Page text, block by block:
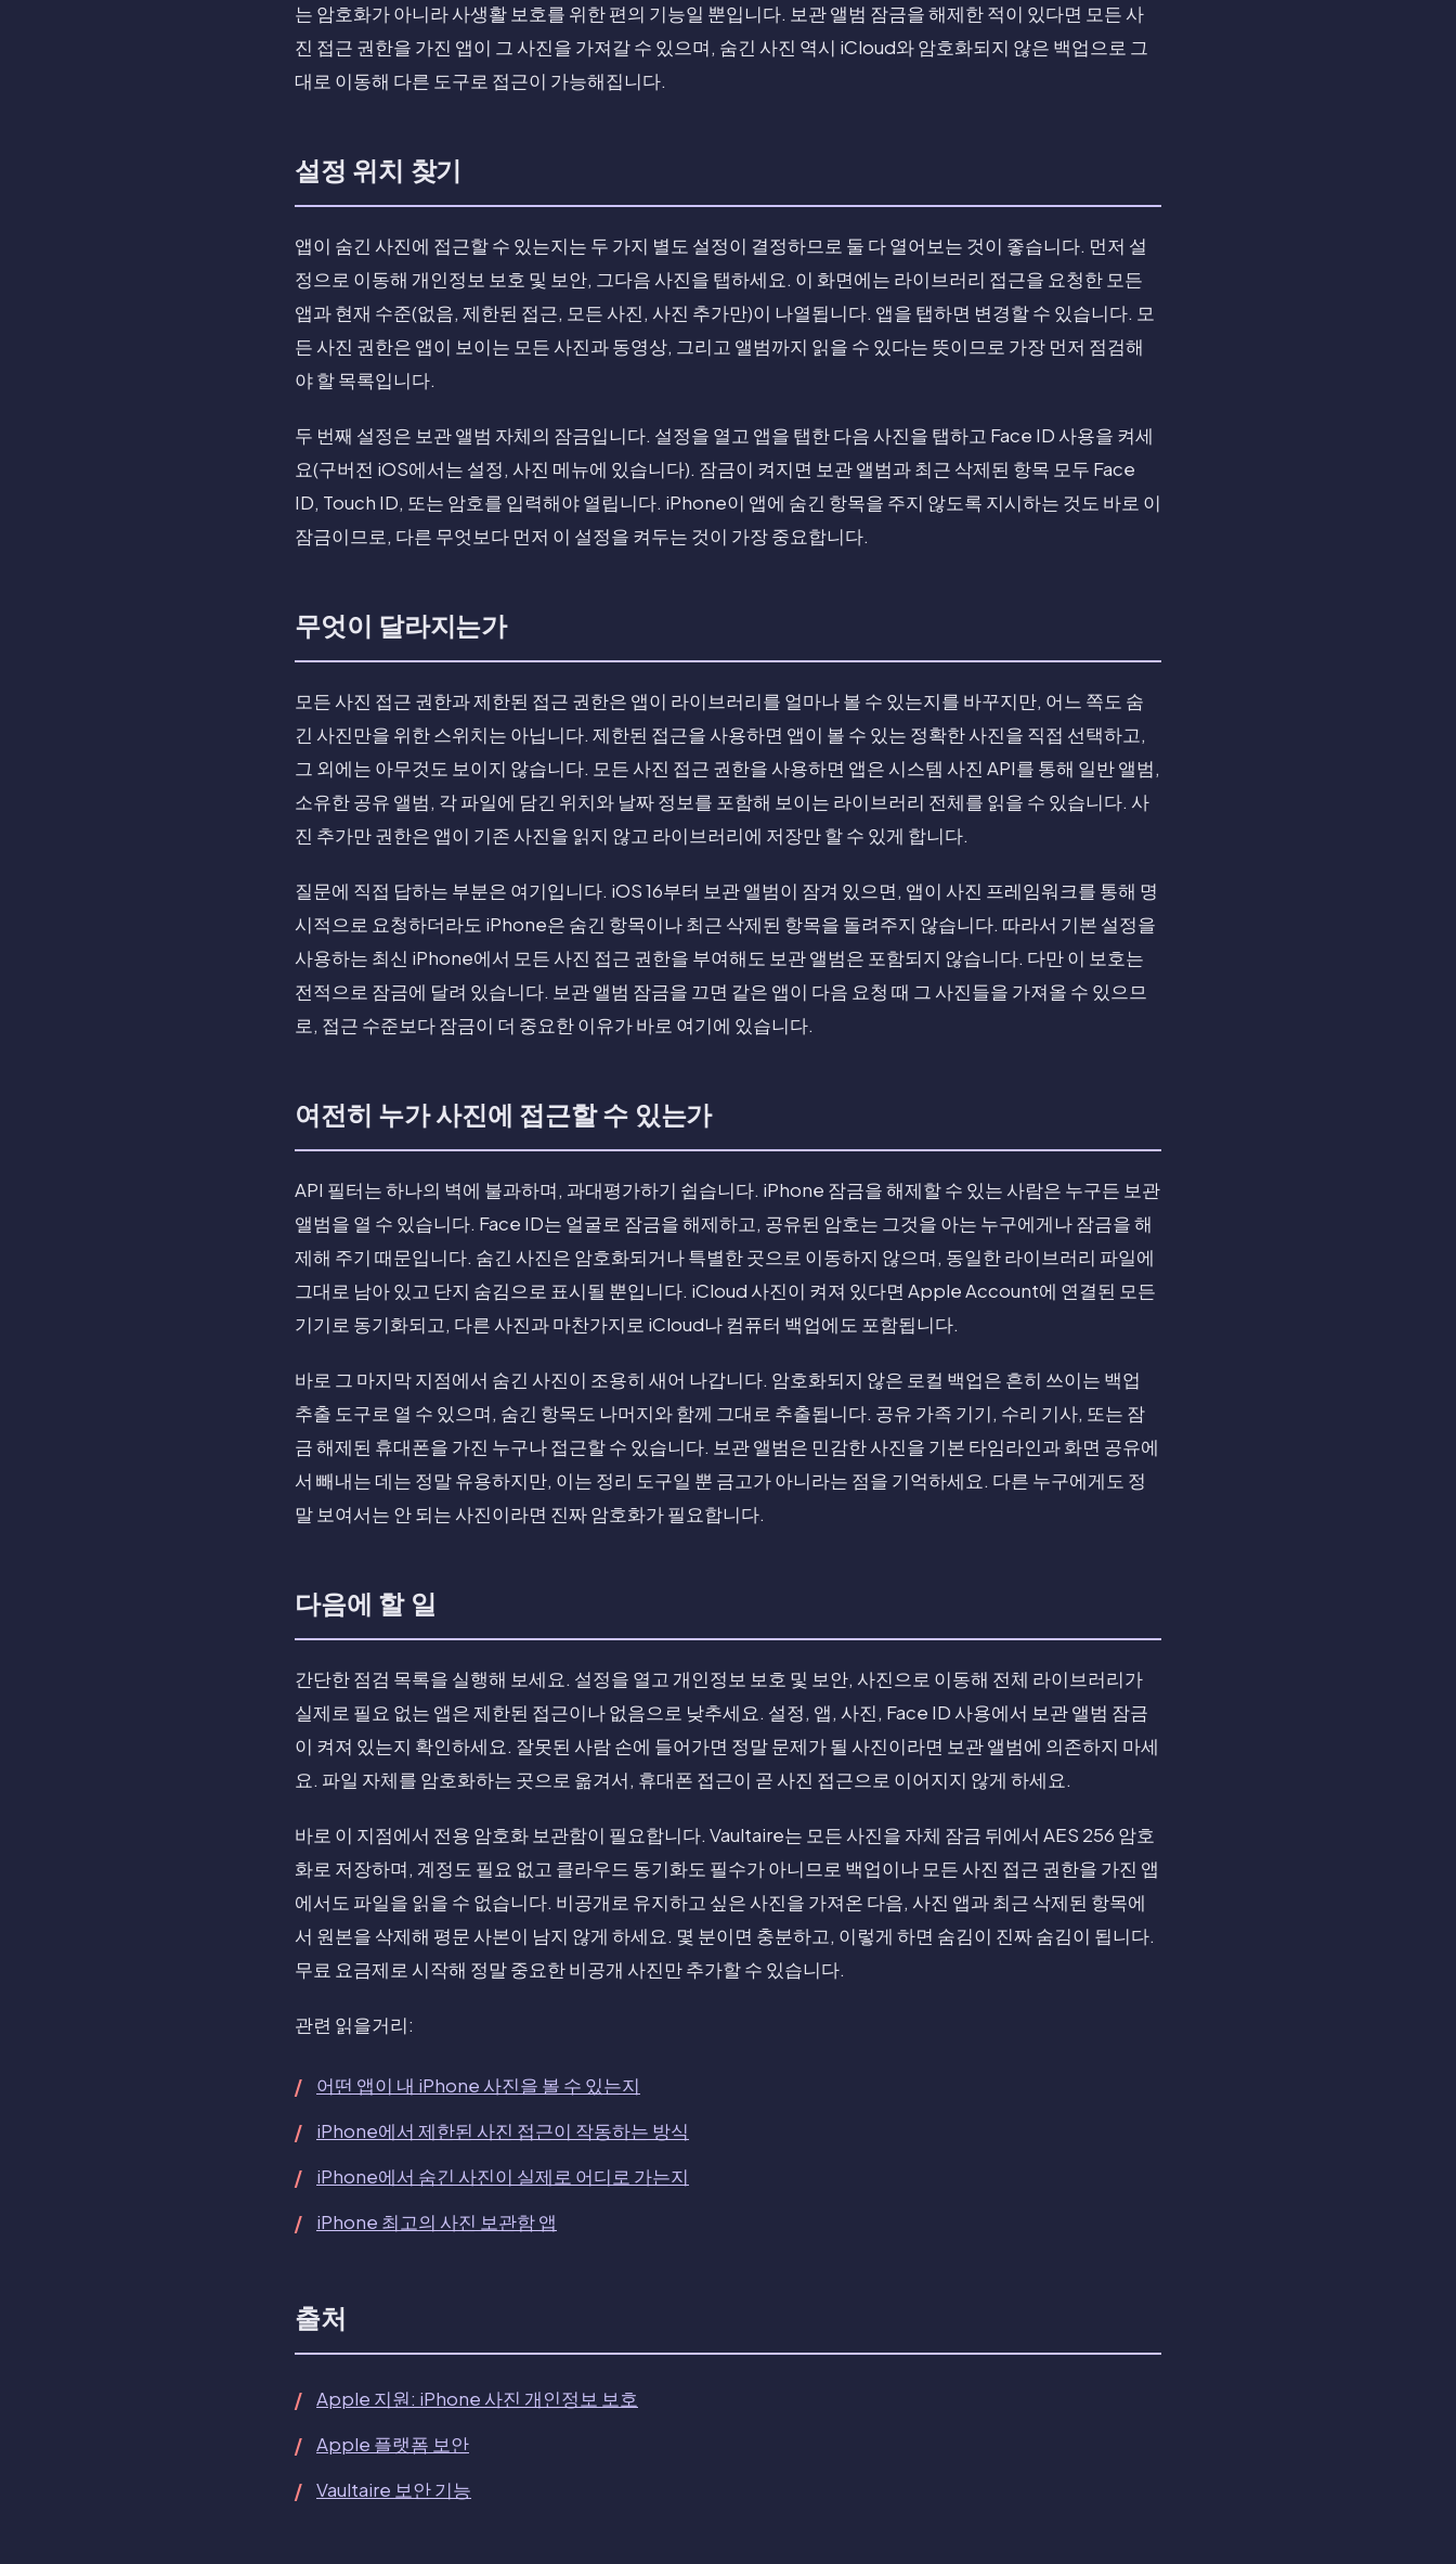
는 암호화가 아니라 사생활 보호를 위한 편의 기능일 뿐입니다. 보관 앨범 잠금을 해제한 적이 있다면 모든 사
진 접근 권한을 가진 앱이 그 사진을 가져갈 수 있으며, 숨긴 사진 역시 iCloud와 암호화되지 않은 백업으로 그
대로 이동해 다른 도구로 접근이 가능해집니다.
설정 위치 찾기
앱이 숨긴 사진에 접근할 수 있는지는 두 가지 별도 설정이 결정하므로 둘 다 열어보는 것이 좋습니다. 먼저 설
정으로 이동해 개인정보 보호 및 보안, 그다음 사진을 탭하세요. 이 화면에는 라이브러리 접근을 요청한 모든
앱과 현재 수준(없음, 제한된 접근, 모든 사진, 사진 추가만)이 나열됩니다. 앱을 탭하면 변경할 수 있습니다. 모
든 사진 권한은 앱이 보이는 모든 사진과 동영상, 그리고 앨범까지 읽을 수 있다는 뜻이므로 가장 먼저 점검해
야 할 목록입니다.
두 번째 설정은 보관 앨범 자체의 잠금입니다. 설정을 열고 앱을 탭한 다음 사진을 탭하고 Face ID 사용을 켜세
요(구버전 iOS에서는 설정, 사진 메뉴에 있습니다). 잠금이 켜지면 보관 앨범과 최근 삭제된 항목 모두 Face
ID, Touch ID, 또는 암호를 입력해야 열립니다. iPhone이 앱에 숨긴 항목을 주지 않도록 지시하는 것도 바로 이
잠금이므로, 다른 무엇보다 먼저 이 설정을 켜두는 것이 가장 중요합니다.
무엇이 달라지는가
모든 사진 접근 권한과 제한된 접근 권한은 앱이 라이브러리를 얼마나 볼 수 있는지를 바꾸지만, 어느 쪽도 숨
긴 사진만을 위한 스위치는 아닙니다. 제한된 접근을 사용하면 앱이 볼 수 있는 정확한 사진을 직접 선택하고,
그 외에는 아무것도 보이지 않습니다. 모든 사진 접근 권한을 사용하면 앱은 시스템 사진 API를 통해 일반 앨범,
소유한 공유 앨범, 각 파일에 담긴 위치와 날짜 정보를 포함해 보이는 라이브러리 전체를 읽을 수 있습니다. 사
진 추가만 권한은 앱이 기존 사진을 읽지 않고 라이브러리에 저장만 할 수 있게 합니다.
질문에 직접 답하는 부분은 여기입니다. iOS 16부터 보관 앨범이 잠겨 있으면, 앱이 사진 프레임워크를 통해 명
시적으로 요청하더라도 iPhone은 숨긴 항목이나 최근 삭제된 항목을 돌려주지 않습니다. 따라서 기본 설정을
사용하는 최신 iPhone에서 모든 사진 접근 권한을 부여해도 보관 앨범은 포함되지 않습니다. 다만 이 보호는
전적으로 잠금에 달려 있습니다. 보관 앨범 잠금을 끄면 같은 앱이 다음 요청 때 그 사진들을 가져올 수 있으므
로, 접근 수준보다 잠금이 더 중요한 이유가 바로 여기에 있습니다.
여전히 누가 사진에 접근할 수 있는가
API 필터는 하나의 벽에 불과하며, 과대평가하기 쉽습니다. iPhone 잠금을 해제할 수 있는 사람은 누구든 보관
앨범을 열 수 있습니다. Face ID는 얼굴로 잠금을 해제하고, 공유된 암호는 그것을 아는 누구에게나 잠금을 해
제해 주기 때문입니다. 숨긴 사진은 암호화되거나 특별한 곳으로 이동하지 않으며, 동일한 라이브러리 파일에
그대로 남아 있고 단지 숨김으로 표시될 뿐입니다. iCloud 사진이 켜져 있다면 Apple Account에 연결된 모든
기기로 동기화되고, 다른 사진과 마찬가지로 iCloud나 컴퓨터 백업에도 포함됩니다.
바로 그 마지막 지점에서 숨긴 사진이 조용히 새어 나갑니다. 암호화되지 않은 로컬 백업은 흔히 쓰이는 백업
추출 도구로 열 수 있으며, 숨긴 항목도 나머지와 함께 그대로 추출됩니다. 공유 가족 기기, 수리 기사, 또는 잠
금 해제된 휴대폰을 가진 누구나 접근할 수 있습니다. 보관 앨범은 민감한 사진을 기본 타임라인과 화면 공유에
서 빼내는 데는 정말 유용하지만, 이는 정리 도구일 뿐 금고가 아니라는 점을 기억하세요. 다른 누구에게도 정
말 보여서는 안 되는 사진이라면 진짜 암호화가 필요합니다.
다음에 할 일
간단한 점검 목록을 실행해 보세요. 설정을 열고 개인정보 보호 및 보안, 사진으로 이동해 전체 라이브러리가
실제로 필요 없는 앱은 제한된 접근이나 없음으로 낮추세요. 설정, 앱, 사진, Face ID 사용에서 보관 앨범 잠금
이 켜져 있는지 확인하세요. 잘못된 사람 손에 들어가면 정말 문제가 될 사진이라면 보관 앨범에 의존하지 마세
요. 파일 자체를 암호화하는 곳으로 옮겨서, 휴대폰 접근이 곧 사진 접근으로 이어지지 않게 하세요.
바로 이 지점에서 전용 암호화 보관함이 필요합니다. Vaultaire는 모든 사진을 자체 잠금 뒤에서 AES 256 암호
화로 저장하며, 계정도 필요 없고 클라우드 동기화도 필수가 아니므로 백업이나 모든 사진 접근 권한을 가진 앱
에서도 파일을 읽을 수 없습니다. 비공개로 유지하고 싶은 사진을 가져온 다음, 사진 앱과 최근 삭제된 항목에
서 원본을 삭제해 평문 사본이 남지 않게 하세요. 몇 분이면 충분하고, 이렇게 하면 숨김이 진짜 숨김이 됩니다.
무료 요금제로 시작해 정말 중요한 비공개 사진만 추가할 수 있습니다.
관련 읽을거리:
어떤 앱이 내 iPhone 사진을 볼 수 있는지
iPhone에서 제한된 사진 접근이 작동하는 방식
iPhone에서 숨긴 사진이 실제로 어디로 가는지
iPhone 최고의 사진 보관함 앱
출처
Apple 지원: iPhone 사진 개인정보 보호
Apple 플랫폼 보안
Vaultaire 보안 기능